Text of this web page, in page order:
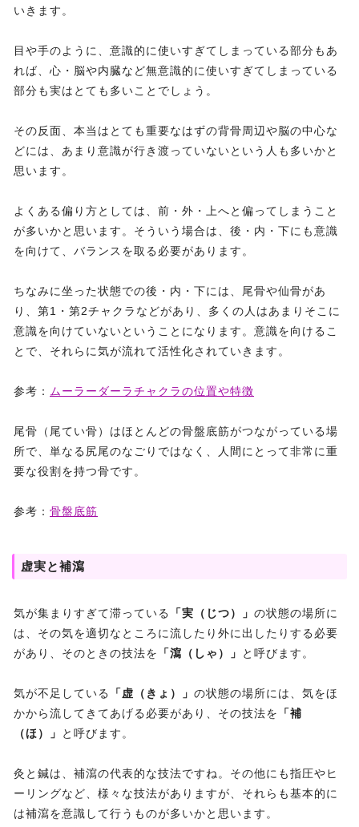
いきます。
目や手のように、意識的に使いすぎてしまっている部分もあ
れば、心・脳や内臓など無意識的に使いすぎてしまっている
部分も実はとても多いことでしょう。
その反面、本当はとても重要なはずの背骨周辺や脳の中心な
どには、あまり意識が行き渡っていないという人も多いかと
思います。
よくある偏り方としては、前・外・上へと偏ってしまうこと
が多いかと思います。そういう場合は、後・内・下にも意識
を向けて、バランスを取る必要があります。
ちなみに坐った状態での後・内・下には、尾骨や仙骨があ
り、第1・第2チャクラなどがあり、多くの人はあまりそこに
意識を向けていないということになります。意識を向けるこ
とで、それらに気が流れて活性化されていきます。
参考： ムーラーダーラチャクラの位置や特徴
尾骨（尾てい骨）はほとんどの骨盤底筋がつながっている場
所で、単なる尻尾のなごりではなく、人間にとって非常に重
要な役割を持つ骨です。
参考： 骨盤底筋
虚実と補瀉
気が集まりすぎて滞っている 「実（じつ）」 の状態の場所に
は、その気を適切なところに流したり外に出したりする必要
があり、そのときの技法を
「瀉（しゃ）」 と呼びます。
気が不足している 「虚（きょ）」 の状態の場所には、気をほ
かから流してきてあげる必要があり、その技法を
「補
（ほ）」
と呼びます。
灸と鍼は、補瀉の代表的な技法ですね。その他にも指圧やヒ
ーリングなど、様々な技法がありますが、それらも基本的に
は補瀉を意識して行うものが多いかと思います。